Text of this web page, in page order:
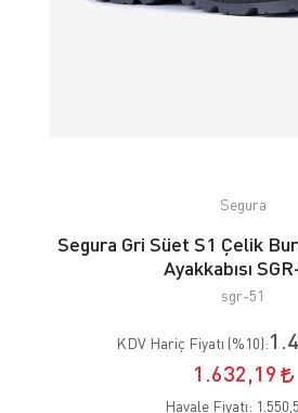
Segura
Segura Gri Süet S1 Çelik
Ayakkabısı
sgr-51
KDV Hariç Fiyatı (%10):
1.632,19
Havale Fiyatı: